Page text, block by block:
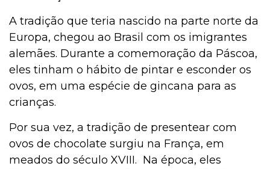
A tradição que teria nascido na parte norte da
Europa, chegou ao Brasil com os imigrantes
alemães. Durante a comemoração da Páscoa,
eles tinham o hábito de pintar e esconder os
ovos, em uma espécie de gincana para as
crianças.
Por sua vez, a tradição de presentear com
ovos de chocolate surgiu na França, em
meados do século XVIII. Na época, eles